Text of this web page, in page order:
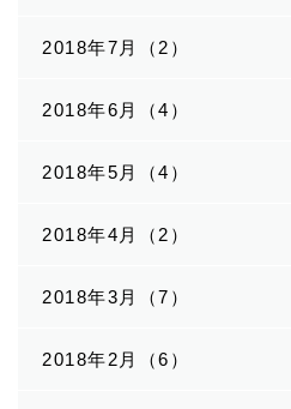
2018年7月（2）
2018年6月（4）
2018年5月（4）
2018年4月（2）
2018年3月（7）
2018年2月（6）